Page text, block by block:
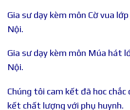
Gia sư dạy kèm môn Cờ vua
Nội.
Gia sư dạy kèm môn Múa hát
Nội.
Chúng tôi cam kết đã hoc chắc
kết chất lượng với phụ huynh.